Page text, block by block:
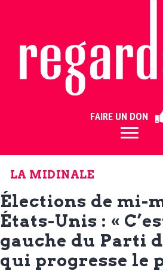
FAIRE UN DON
LA MIDINALE
Élections de mi-
États-Unis : «
gauche du Parti
qui progresse le